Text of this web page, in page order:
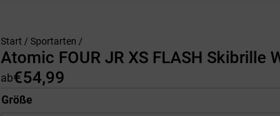
Start / Sportarten /
Atomic FOUR JR XS FLASH Skibrille
ab€54,99
Größe